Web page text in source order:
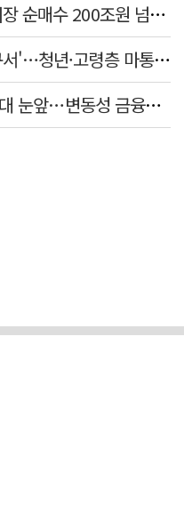
개인 투자자, 올해 국내 주식시장 순매수 200조원 넘었다
증시 급락에 날아든 '빚투 청구서'…청년·고령층 마통 연체↑
환율 1,600원 향하다 1,300원대 눈앞…변동성 금융위기 후 최고